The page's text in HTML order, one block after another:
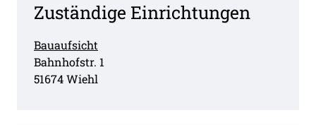
Zuständige Einrichtungen
Bauaufsicht
Straße:
Bahnhofstr. Hausnummer:
1
PLZ:
51674Ort:
Wiehl